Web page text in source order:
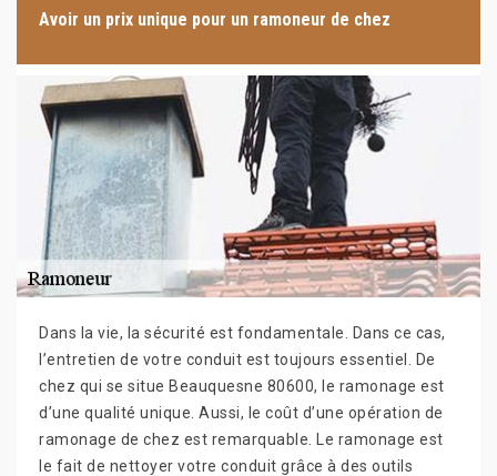
Avoir un prix unique pour un ramoneur de chez
Dans la vie, la sécurité est fondamentale. Dans ce cas,
l’entretien de votre conduit est toujours essentiel. De
chez qui se situe Beauquesne 80600, le ramonage est
d’une qualité unique. Aussi, le coût d’une opération de
ramonage de chez est remarquable. Le ramonage est
le fait de nettoyer votre conduit grâce à des outils